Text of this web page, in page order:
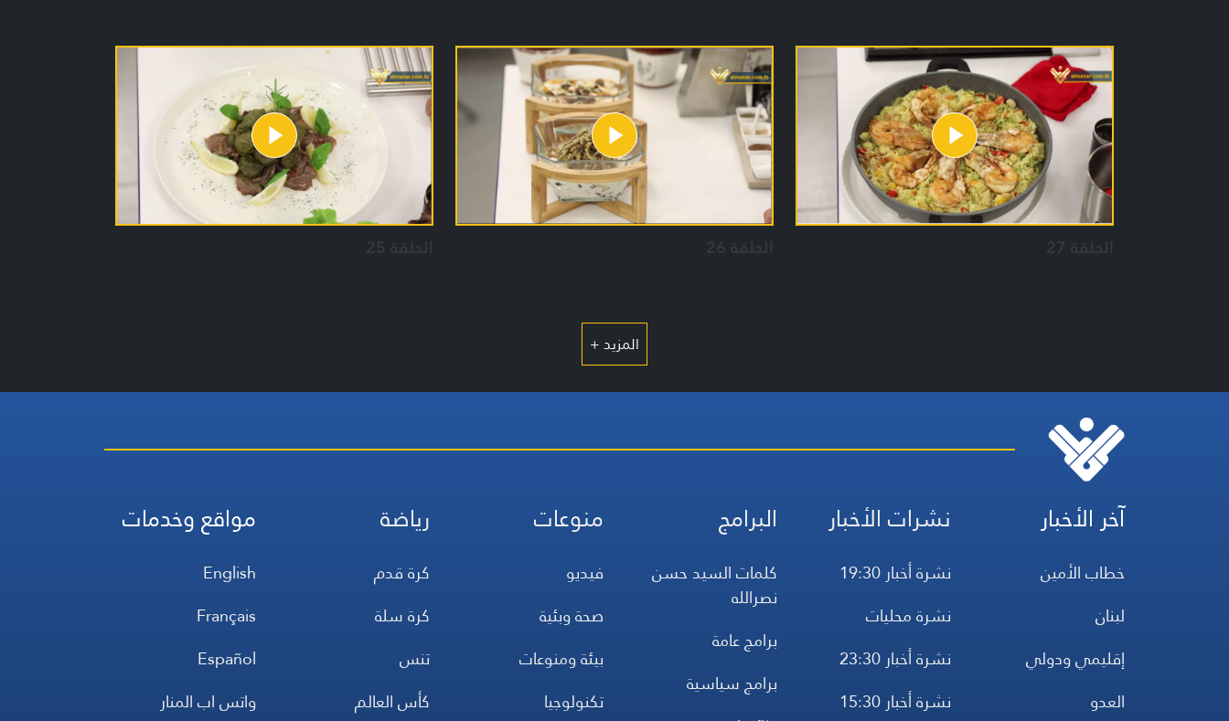
الحلقة 27 الحلقة 26 الحلقة 25
المزيد +
آخر الأخبار
خطاب الأمين
لبنان
إقليمي ودولي
العدو
نشرات الأخبار
نشرة أخبار 19:30
نشرة محليات
نشرة أخبار 23:30
نشرة أخبار 15:30
البرامج
كلمات السيد حسن
نصرالله
برامج عامة
برامج سياسية
منوعات
فيديو
صحة وبئية
بيئة ومنوعات
تكنولوجيا
رياضة
كرة قدم
كرة سلة
تنس
كأس العالم
مواقع وخدمات
English
Français
Español
واتس اب المنار